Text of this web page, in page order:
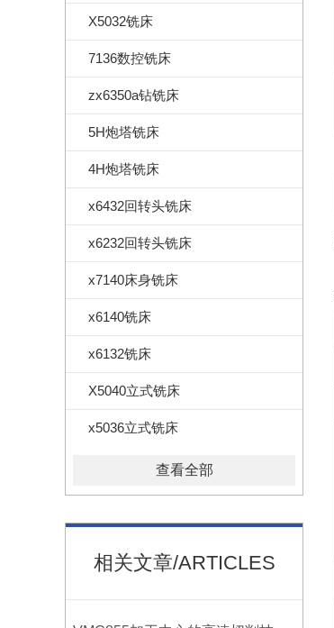
X5032铣床
7136数控铣床
zx6350a钻铣床
5H炮塔铣床
4H炮塔铣床
x6432回转头铣床
x6232回转头铣床
x7140床身铣床
x6140铣床
x6132铣床
X5040立式铣床
x5036立式铣床
查看全部
相关文章/ARTICLES